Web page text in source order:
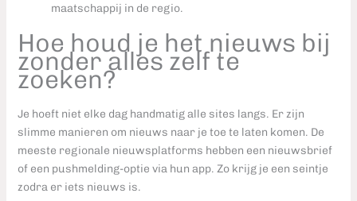
maatschappij in de regio.
Hoe houd je het nieuws bij
zonder alles zelf te
zoeken?
Je hoeft niet elke dag handmatig alle sites langs. Er zijn
slimme manieren om nieuws naar je toe te laten komen. De
meeste regionale nieuwsplatforms hebben een nieuwsbrief
of een pushmelding-optie via hun app. Zo krijg je een seintje
zodra er iets nieuws is.